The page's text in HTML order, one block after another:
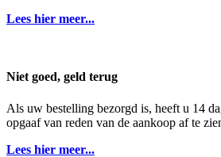
Lees hier meer...
Niet goed, geld terug
Als uw bestelling bezorgd is, heeft u 14
opgaaf van reden van de aankoop af te
Lees hier meer...